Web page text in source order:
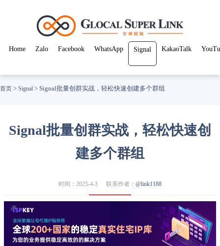
Home Zalo Facebook WhatsApp Signal KakaoTalk
首页 > Signal > Signal批量创群实战，轻松快速创建多个群组
Signal批量创群实战，轻松快速创
建多个群组
时间：2025-4-3 联系作者： @link1188